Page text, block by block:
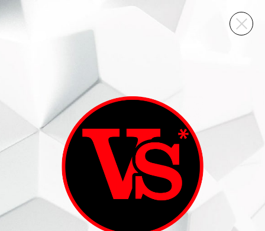
ВИННЫЙ СКЛАД